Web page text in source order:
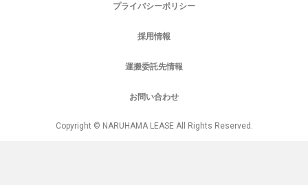
プライバシーポリシー
採用情報
運搬委託先情報
お問い合わせ
Copyright © NARUHAMA LEASE All Rights Reserved.